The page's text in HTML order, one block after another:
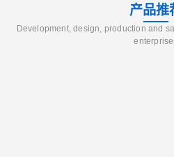
产品推
Development, design, production and